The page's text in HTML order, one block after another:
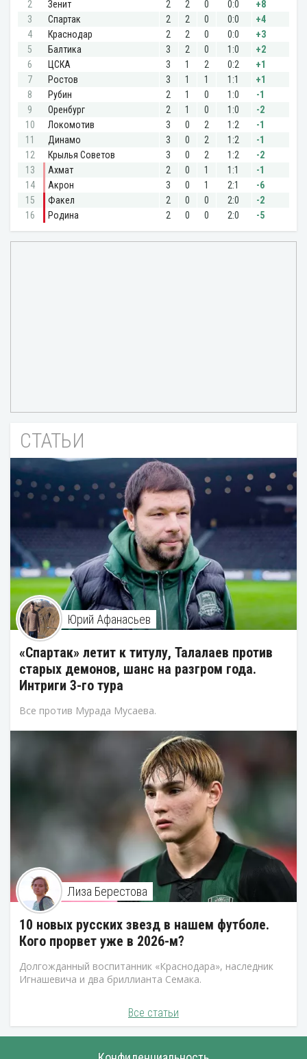
СТАТЬИ
Юрий Афанасьев
«Спартак» летит к титулу, Талалаев против
старых демонов, шанс на разгром года.
Интриги 3-го тура
Все против Мурада Мусаева.
Лиза Берестова
10 новых русских звезд в нашем футболе.
Кого прорвет уже в 2026-м?
Долгожданный воспитанник «Краснодара», наследник
Игнашевича и два бриллианта Семака.
Все статьи